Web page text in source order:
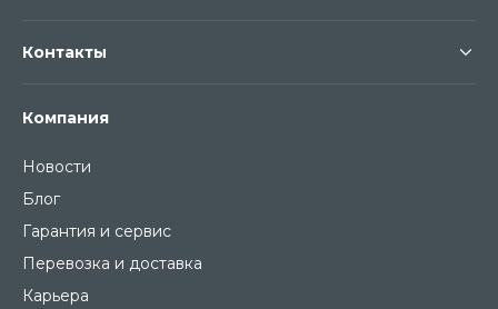
Компания
Новости
Блог
Гарантия и сервис
Перевозка и доставка
Карьера
Контакты